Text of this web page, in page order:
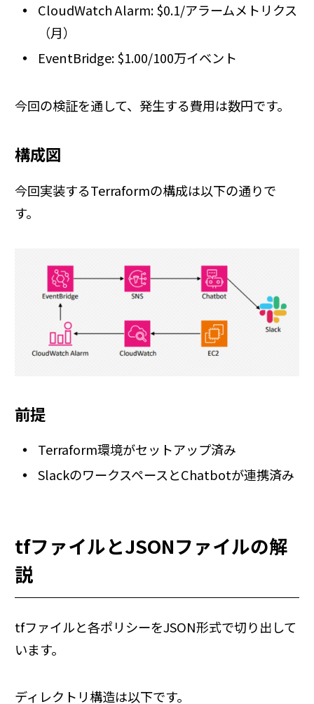
CloudWatch Alarm: $0.1/アラームメトリクス
（月）
EventBridge: $1.00/100万イベント
今回の検証を通して、発生する費用は数円です。
構成図
今回実装するTerraformの構成は以下の通りで
す。
前提
Terraform環境がセットアップ済み
SlackのワークスペースとChatbotが連携済み
tfファイルとJSONファイルの解
説
tfファイルと各ポリシーをJSON形式で切り出して
います。
ディレクトリ構造は以下です。